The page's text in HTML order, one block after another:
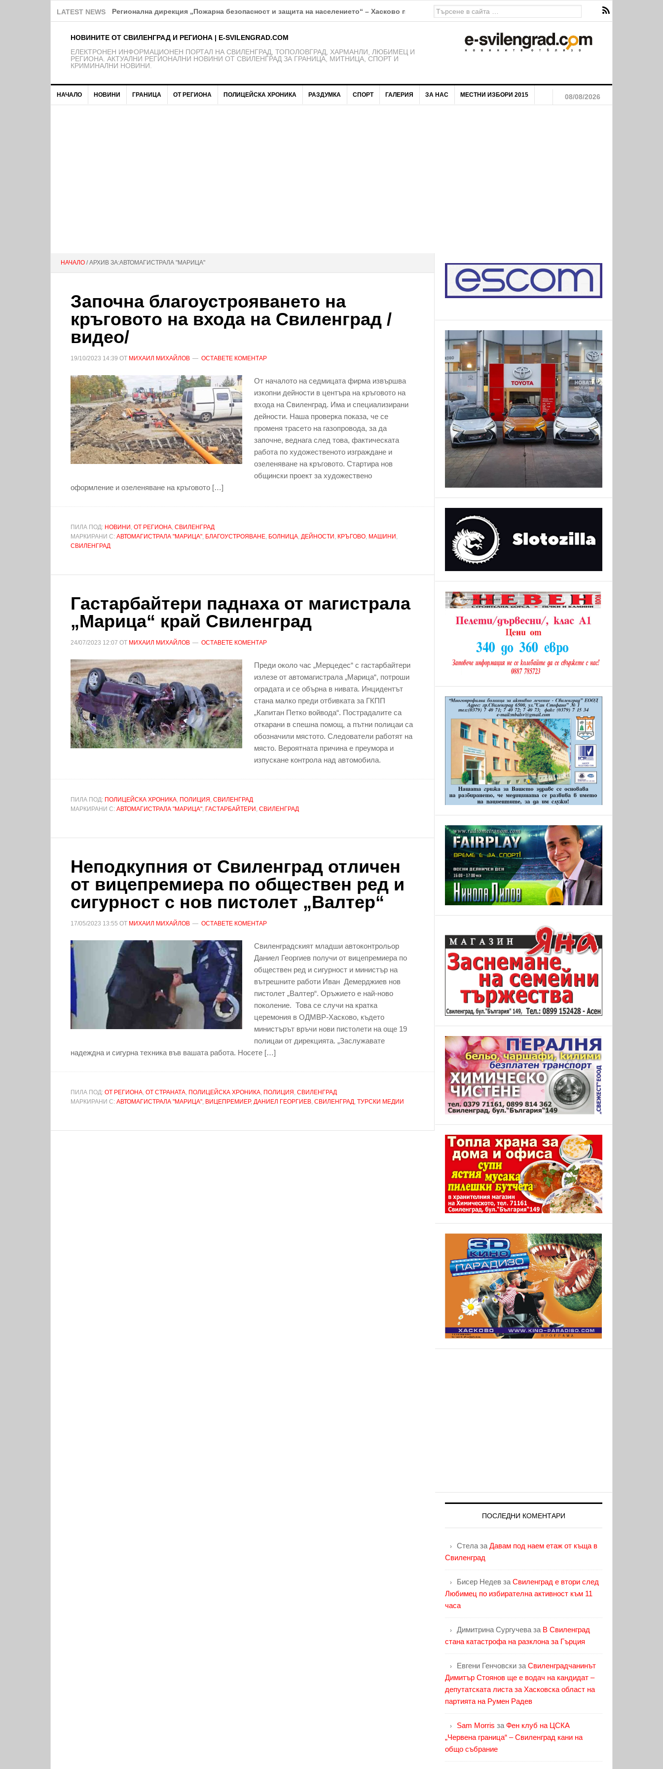
LATEST NEWS Над 150 деца от школата на ФК Свиленград – 1921 получават нови екипи
НОВИНИТЕ ОТ СВИЛЕНГРАД И РЕГИОНА | E-SVILENGRAD.COM
EЛЕКТРОНЕН ИНФОРМАЦИОНЕН ПОРТАЛ НА СВИЛЕНГРАД, ТОПОЛОВГРАД, ХАРМАНЛИ, ЛЮБИМЕЦ И
РЕГИОНА. АКТУАЛНИ РЕГИОНАЛНИ НОВИНИ ОТ СВИЛЕНГРАД ЗА ГРАНИЦА, МИТНИЦА, СПОРТ И
КРИМИНАЛНИ НОВИНИ.
НАЧАЛО НОВИНИ ГРАНИЦА ОТ РЕГИОНА ПОЛИЦЕЙСКА ХРОНИКА РАЗДУМКА СПОРТ ГАЛЕРИЯ ЗА НАС МЕСТНИ ИЗБОРИ 2015 08/08/2026
НАЧАЛО / АРХИВ ЗА:АВТОМАГИСТРАЛА "МАРИЦА"
Започна благоустрояването на
кръговото на входа на Свиленград /
видео/
19/10/2023 14:39 ОТ МИХАИЛ МИХАЙЛОВ ОСТАВЕТЕ КОМЕНТАР
От началото на седмицата фирма извършва
изкопни дейности в центъра на кръговото на
входа на Свиленград. Има и специализирани
дейности. Наша проверка показа, че се
променя трасето на газопровода, за да
започне, веднага след това, фактическата
работа по художественото изграждане и
озеленяване на кръговото. Стартира нов
общински проект за художествено
оформление и озеленяване на кръговото […]
ПИЛА ПОД: НОВИНИ , ОТ РЕГИОНА, СВИЛЕНГРАД
МАРКИРАНИ С: АВТОМАГИСТРАЛА "МАРИЦА", БЛАГОУСТРОЯВАНЕ, БОЛНИЦА, ДЕЙНОСТИ , КРЪГОВО, МАШИНИ ,
СВИЛЕНГРАД
Гастарбайтери паднаха от магистрала
„Марица“ край Свиленград
24/07/2023 12:07 ОТ МИХАИЛ МИХАЙЛОВ ОСТАВЕТЕ КОМЕНТАР
Преди около час „Мерцедес“ с гастарбайтери
излезе от автомагистрала „Марица“, потроши
оградата и се обърна в нивата. Инцидентът
стана малко преди отбивката за ГКПП
„Капитан Петко войвода“. Пострадалите са
откарани в спешна помощ, а пътни полицаи са
обозначили мястото. Следователи работят на
място. Вероятната причина е преумора и
изпускане контрола над автомобила.
ПИЛА ПОД: ПОЛИЦЕЙСКА ХРОНИКА, ПОЛИЦИЯ , СВИЛЕНГРАД
МАРКИРАНИ С: АВТОМАГИСТРАЛА "МАРИЦА", ГАСТАРБАЙТЕРИ , СВИЛЕНГРАД
Неподкупния от Свиленград отличен
от вицепремиера по обществен ред и
сигурност с нов пистолет „Валтер“
17/05/2023 13:55 ОТ МИХАИЛ МИХАЙЛОВ ОСТАВЕТЕ КОМЕНТАР
Свиленградският младши автоконтрольор
Даниел Георгиев получи от вицепремиера по
обществен ред и сигурност и министър на
вътрешните работи Иван Демерджиев нов
пистолет „Валтер“. Оръжието е най-ново
поколение. Това се случи на кратка
церемония в ОДМВР-Хасково, където
министърът връчи нови пистолети на още 19
полицаи от дирекцията. „Заслужавате
надеждна и сигурна техника във вашата работа. Носете […]
ПИЛА ПОД: ОТ РЕГИОНА, ОТ СТРАНАТА, ПОЛИЦЕЙСКА ХРОНИКА, ПОЛИЦИЯ , СВИЛЕНГРАД
МАРКИРАНИ С: АВТОМАГИСТРАЛА "МАРИЦА", ВИЦЕПРЕМИЕР, ДАНИЕЛ ГЕОРГИЕВ, СВИЛЕНГРАД, ТУРСКИ МЕДИИ
ПОСЛЕДНИ КОМЕНТАРИ
Стела за Давам под наем етаж от къща в
Свиленград
Бисер Недев за Свиленград е втори след
Любимец по избирателна активност към 11
часа
Димитрина Сургучева за В Свиленград
стана катастрофа на разклона за Гърция
Евгени Генчовски за Свиленградчанинът
Димитър Стоянов ще е водач на кандидат –
депутатската листа за Хасковска област на
партията на Румен Радев
Sam Morris за Фен клуб на ЦСКА
„Червена граница“ – Свиленград кани на
общо събрание